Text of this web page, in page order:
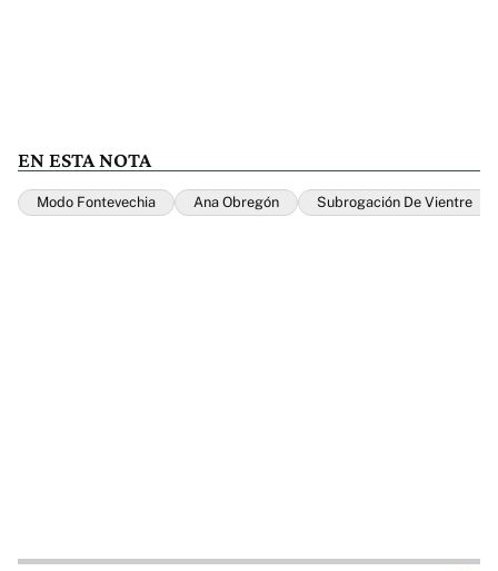
EN ESTA NOTA
Modo Fontevechia Ana Obregón Subrogación De Vientre